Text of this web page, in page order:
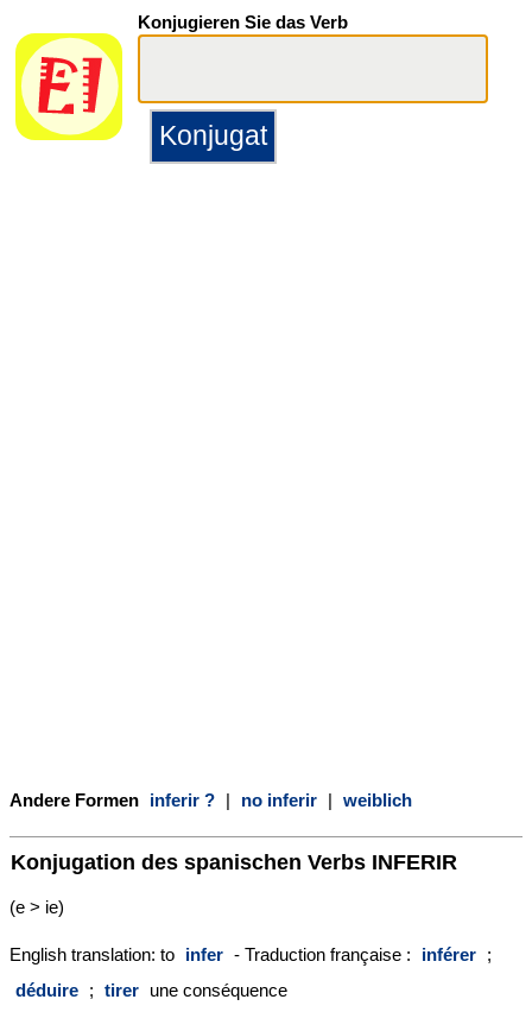
Konjugieren Sie das Verb
Andere Formen inferir ? | no inferir | weiblich
Konjugation des spanischen Verbs INFERIR
(e > ie)
English translation: to infer - Traduction française : inférer ;
déduire ; tirer une conséquence